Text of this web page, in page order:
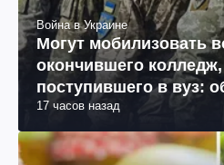
Война в Украине
Могут мобилизовать
окончившего
поступившего в вуз: